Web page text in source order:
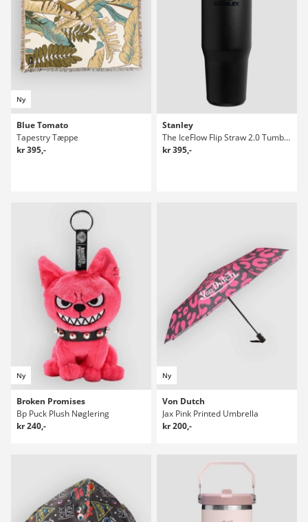
Ny
Blue Tomato
Tapestry Tæppe
kr 395,-
Stanley
The IceFlow Flip Straw 2.0 Tumbler 0.89L Flaske
kr 395,-
Ny
Broken Promises
Bp Puck Plush Nøglering
kr 240,-
Ny
Von Dutch
Jax Pink Printed Umbrella
kr 200,-